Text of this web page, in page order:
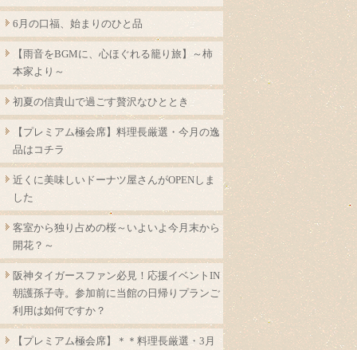
6月の口福、始まりのひと品
【雨音をBGMに、心ほぐれる籠り旅】～柿
本家より～
初夏の信貴山で過ごす贅沢なひととき
【プレミアム極会席】料理長厳選・今月の逸
品はコチラ
近くに美味しいドーナツ屋さんがOPENしま
した
客室から独り占めの桜～いよいよ今月末から
開花？～
阪神タイガースファン必見！応援イベントIN
朝護孫子寺。参加前に当館の日帰りプランご
利用は如何ですか？
【プレミアム極会席】＊＊料理長厳選・3月